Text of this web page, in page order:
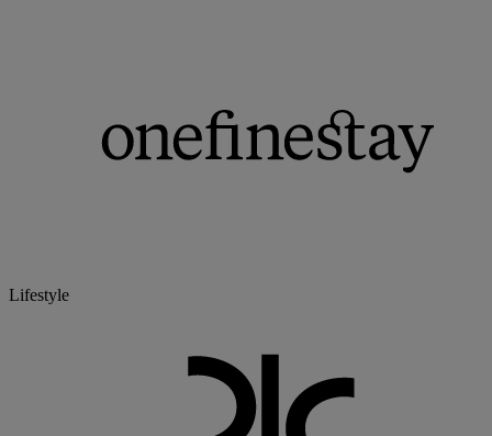
Lifestyle